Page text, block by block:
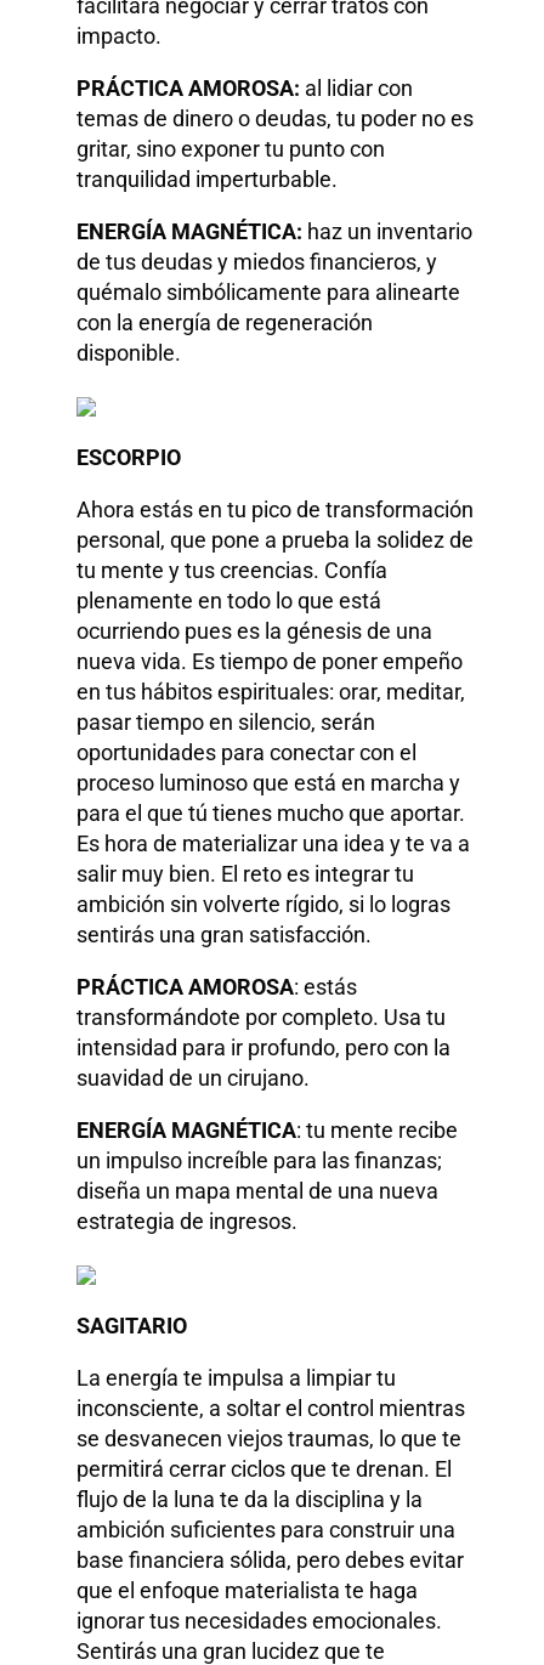
facilitará negociar y cerrar tratos con
impacto.
PRÁCTICA AMOROSA: al lidiar con
temas de dinero o deudas, tu poder no es
gritar, sino exponer tu punto con
tranquilidad imperturbable.
ENERGÍA MAGNÉTICA: haz un inventario
de tus deudas y miedos financieros, y
quémalo simbólicamente para alinearte
con la energía de regeneración
disponible.
ESCORPIO
Ahora estás en tu pico de transformación
personal, que pone a prueba la solidez de
tu mente y tus creencias. Confía
plenamente en todo lo que está
ocurriendo pues es la génesis de una
nueva vida. Es tiempo de poner empeño
en tus hábitos espirituales: orar, meditar,
pasar tiempo en silencio, serán
oportunidades para conectar con el
proceso luminoso que está en marcha y
para el que tú tienes mucho que aportar.
Es hora de materializar una idea y te va a
salir muy bien. El reto es integrar tu
ambición sin volverte rígido, si lo logras
sentirás una gran satisfacción.
PRÁCTICA AMOROSA: estás
transformándote por completo. Usa tu
intensidad para ir profundo, pero con la
suavidad de un cirujano.
ENERGÍA MAGNÉTICA: tu mente recibe
un impulso increíble para las finanzas;
diseña un mapa mental de una nueva
estrategia de ingresos.
SAGITARIO
La energía te impulsa a limpiar tu
inconsciente, a soltar el control mientras
se desvanecen viejos traumas, lo que te
permitirá cerrar ciclos que te drenan. El
flujo de la luna te da la disciplina y la
ambición suficientes para construir una
base financiera sólida, pero debes evitar
que el enfoque materialista te haga
ignorar tus necesidades emocionales.
Sentirás una gran lucidez que te